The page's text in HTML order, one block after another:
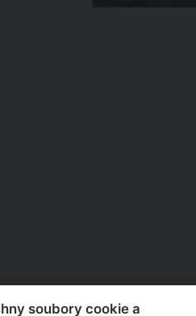
soubory cookie a